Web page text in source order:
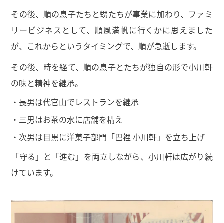
その後、順の息子たちと甥たちが事業に加わり、ファミ
リービジネスとして、順風満帆に行くかに思えました
が、これからというタイミングで、順が急逝します。
その後、時を経て、順の息子とたちが独自の形で小川軒
の味と精神を継承。
・長男は代官山でレストランを継承
・三男はお茶の水に店舗を構え
・次男は目黒に洋菓子部門「巴裡 小川軒」を立ち上げ
「守る」と「進む」を両立しながら、小川軒は広がり続
けています。